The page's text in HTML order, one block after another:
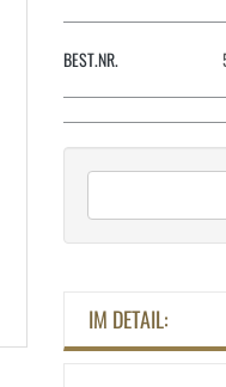
BEST.NR.
IM DETAIL: